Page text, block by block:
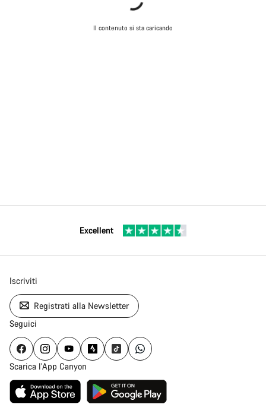
Il contenuto si sta caricando
Excellent
Iscriviti
Registrati alla Newsletter
Seguici
Scarica l'App Canyon